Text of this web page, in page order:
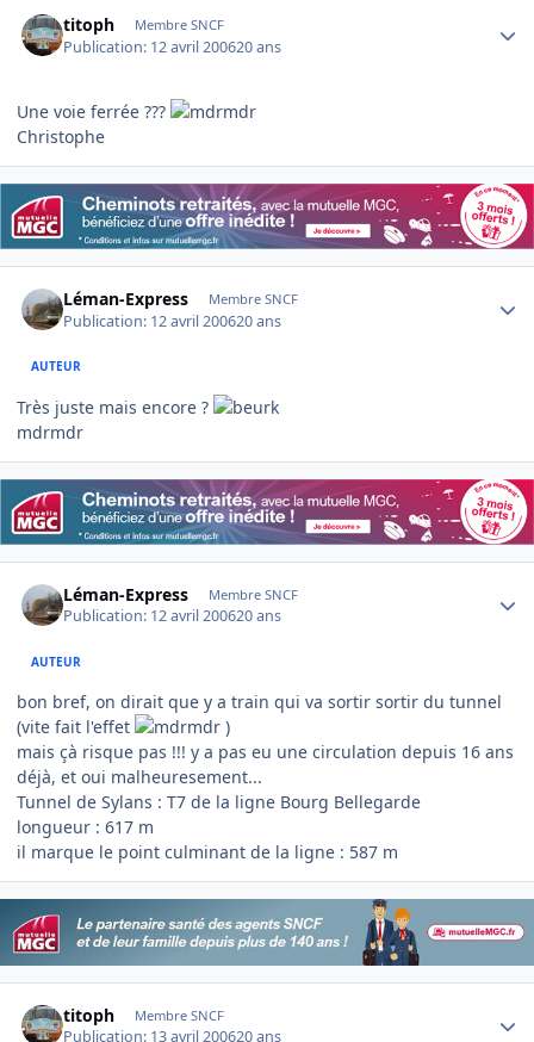
titoph Membre SNCF
Publication: 12 avril 200620 ans
Une voie ferrée ???
Christophe
Léman-Express Membre SNCF
Publication: 12 avril 200620 ans
AUTEUR
Très juste mais encore ?
mdrmdr
Léman-Express Membre SNCF
Publication: 12 avril 200620 ans
AUTEUR
bon bref, on dirait que y a train qui va sortir sortir du tunnel
(vite fait l'effet
)
mais çà risque pas !!! y a pas eu une circulation depuis 16 ans
déjà, et oui malheuresement...
Tunnel de Sylans : T7 de la ligne Bourg Bellegarde
longueur : 617 m
il marque le point culminant de la ligne : 587 m
titoph Membre SNCF
Publication: 13 avril 200620 ans